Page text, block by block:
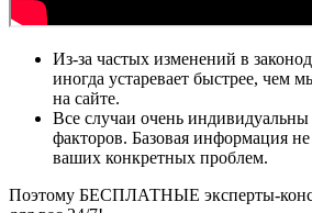
Из-за частых изменений в
иногда устаревает быстрее, чем
на сайте.
Все случаи очень индивидуальны
факторов. Базовая информация
ваших конкретных проблем.
Поэтому БЕСПЛАТНЫЕ эксперты-